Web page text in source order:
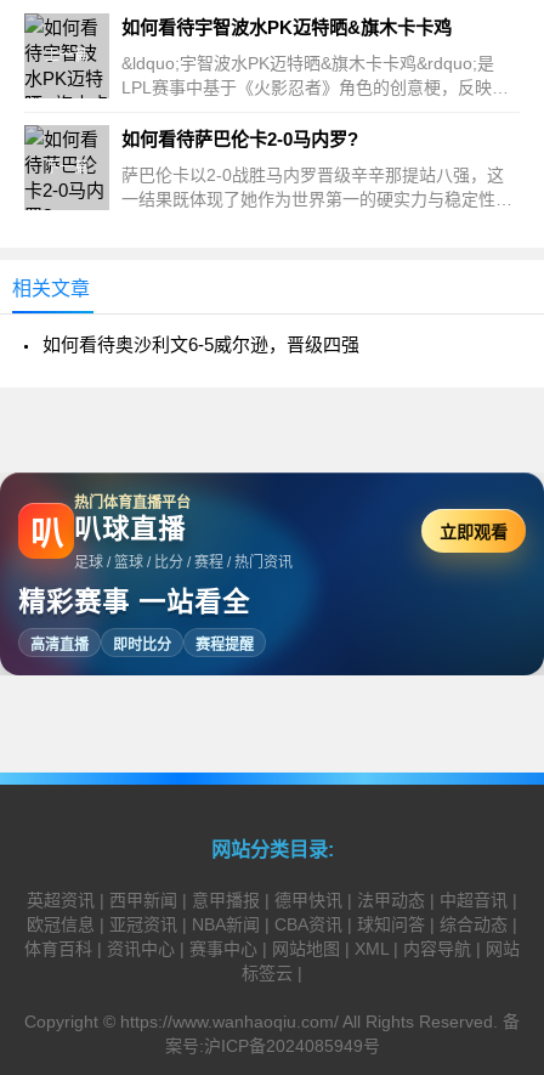
上一篇
如何看待宇智波水PK迈特晒&旗木卡卡鸡
&ldquo;宇智波水PK迈特晒&旗木卡卡鸡&rdquo;是
LPL赛事中基于《火影忍者》角色的创意梗，反映了
下一篇
如何看待萨巴伦卡2-0马内罗?
萨巴伦卡以2-0战胜马内罗晋级辛辛那提站八强，这
一结果既体现了她作为世界第一的硬实力与稳定性，
相关文章
如何看待奥沙利文6-5威尔逊，晋级四强
叭
热门体育直播平台
叭球直播
足球 / 篮球 / 比分 / 赛程 / 热门资讯
精彩赛事 一站看全
高清直播 即时比分 赛程提醒
立即观看
网站分类目录:
英超资讯 | 西甲新闻 | 意甲播报 | 德甲快讯 | 法甲动态 | 中超音讯 |
欧冠信息 | 亚冠资讯 | NBA新闻 | CBA资讯 | 球知问答 | 综合动态 |
体育百科 | 资讯中心 | 赛事中心 | 网站地图 | XML | 内容导航 | 网站
标签云 |
Copyright © https://www.wanhaoqiu.com/All Rights Reserved. 备
案号:沪ICP备2024085949号